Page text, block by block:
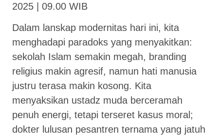
2025 | 09.00 WIB
Dalam lanskap modernitas hari ini, kita
menghadapi paradoks yang menyakitkan:
sekolah Islam semakin megah, branding
religius makin agresif, namun hati manusia
justru terasa makin kosong. Kita
menyaksikan ustadz muda berceramah
penuh energi, tetapi terseret kasus moral;
dokter lulusan pesantren ternama yang jatuh